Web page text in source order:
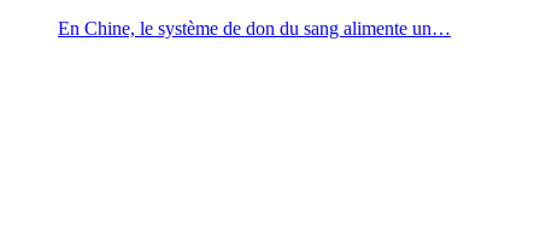
En Chine, le système de don du sang alimente un…